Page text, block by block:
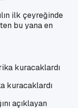
ilk çeyreğinde
bu yana en
kuracaklardı
açıklayan